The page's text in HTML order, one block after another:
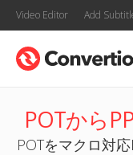
Video Editor Add
POTから
POTをマクロ対